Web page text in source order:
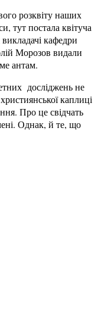
розквіту наших
тут постала квітуча
кафедри
Морозов видали
антам.
досліджень не
каплиці
Про це свідчать
Однак, й те, що